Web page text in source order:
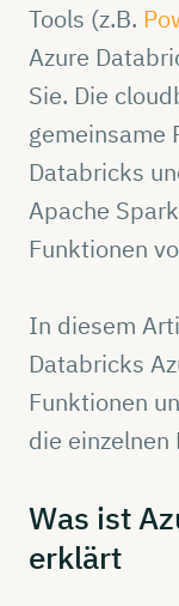
Tools (z.B.
Azure
Sie. Die
gemeinsame
Databricks
Apache
Funktionen
In diesem
Databricks
Funktionen
die
Was ist
erklärt